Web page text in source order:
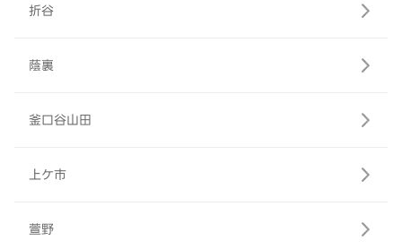
折谷
蔭裏
釜口谷山田
上ケ市
萱野